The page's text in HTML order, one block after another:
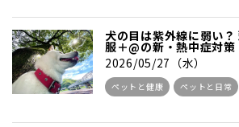
犬の目は紫外線に弱い
服＋@の新・熱中症対策
2026/05/27（水）
ペットと健康 ペットと日常